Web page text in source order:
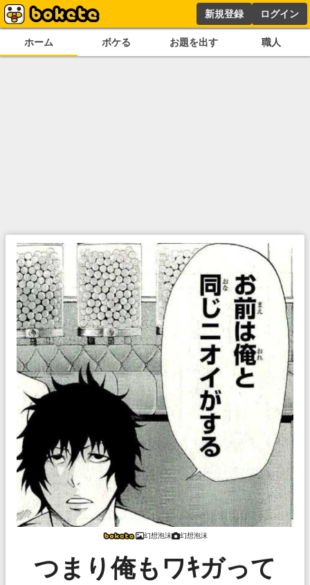
新規登録 ログイン
ホーム ボケる お題を出す 職人
幻想泡沫 幻想泡沫
つまり俺もワｷガって